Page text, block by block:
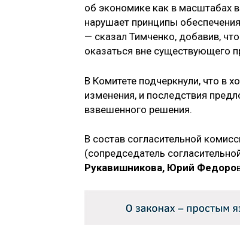
об экономике как в масштабах
нарушает принципы
— сказал Тимченко, добавив,
оказаться вне существующего
В Комитете подчеркнули, что в
изменения, и последствия
взвешенного решения.
В состав согласительной
(сопредседатель
Рукавишникова, Юрий Федоро